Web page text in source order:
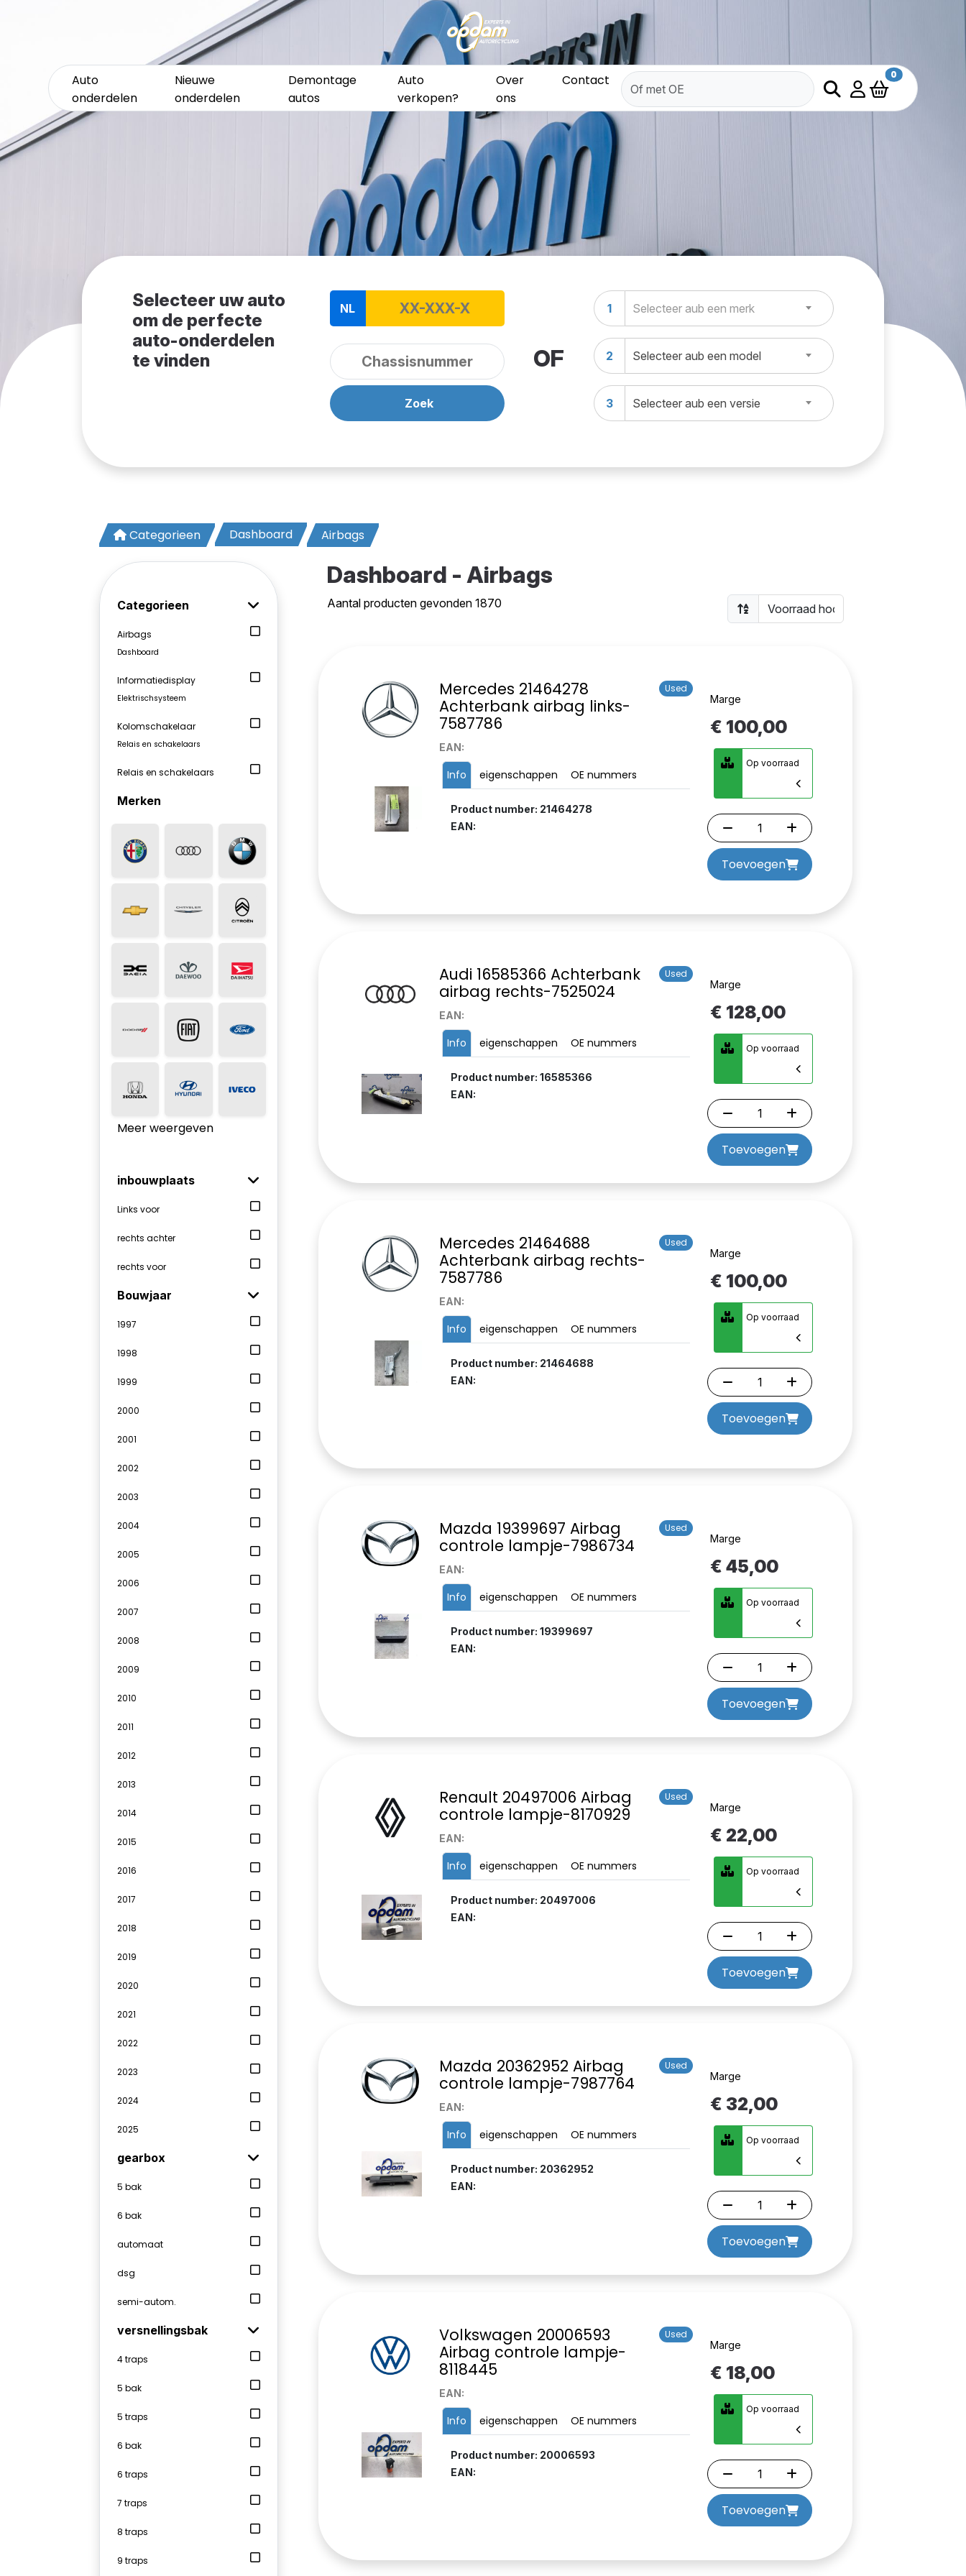
Auto
onderdelen
Nieuwe
onderdelen
Demontage
autos
Auto
verkopen?
Over
ons
Contact 0
Selecteer uw auto
om de perfecte
auto-onderdelen
te vinden
NL
Zoek
OF
1 Selecteer aub een merk
2 Selecteer aub een model
3 Selecteer aub een versie
Categorieen Dashboard Airbags
Categorieen
Airbags
Dashboard
Informatiedisplay
Elektrischsysteem
Kolomschakelaar
Relais en schakelaars
Relais en schakelaars
Merken
Meer weergeven
inbouwplaats
Links voor
rechts achter
rechts voor
Bouwjaar
1997
1998
1999
2000
2001
2002
2003
2004
2005
2006
2007
2008
2009
2010
2011
2012
2013
2014
2015
2016
2017
2018
2019
2020
2021
2022
2023
2024
2025
gearbox
5 bak
6 bak
automaat
dsg
semi-autom.
versnellingsbak
4 traps
5 bak
5 traps
6 bak
6 traps
7 traps
8 traps
9 traps
Dashboard - Airbags
Aantal producten gevonden 1870
Mercedes 21464278
Achterbank airbag links-
7587786
Used
EAN:
Info eigenschappen OE nummers
Product number: 21464278
EAN:
Marge
€ 100,00
Op voorraad
Toevoegen
Audi 16585366 Achterbank
airbag rechts-7525024
Used
EAN:
Info eigenschappen OE nummers
Product number: 16585366
EAN:
Marge
€ 128,00
Op voorraad
Toevoegen
Mercedes 21464688
Achterbank airbag rechts-
7587786
Used
EAN:
Info eigenschappen OE nummers
Product number: 21464688
EAN:
Marge
€ 100,00
Op voorraad
Toevoegen
Mazda 19399697 Airbag
controle lampje-7986734
Used
EAN:
Info eigenschappen OE nummers
Product number: 19399697
EAN:
Marge
€ 45,00
Op voorraad
Toevoegen
Renault 20497006 Airbag
controle lampje-8170929
Used
EAN:
Info eigenschappen OE nummers
Product number: 20497006
EAN:
Marge
€ 22,00
Op voorraad
Toevoegen
Mazda 20362952 Airbag
controle lampje-7987764
Used
EAN:
Info eigenschappen OE nummers
Product number: 20362952
EAN:
Marge
€ 32,00
Op voorraad
Toevoegen
Volkswagen 20006593
Airbag controle lampje-
8118445
Used
EAN:
Info eigenschappen OE nummers
Product number: 20006593
EAN:
Marge
€ 18,00
Op voorraad
Toevoegen